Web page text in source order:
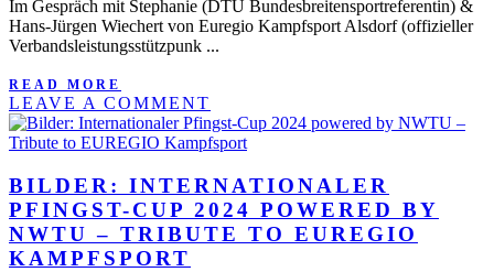
Im Gespräch mit Stephanie (DTU Bundesbreitensportreferentin) &
Hans-Jürgen Wiechert von Euregio Kampfsport Alsdorf (offizieller
Verbandsleistungsstützpunk ...
READ MORE
LEAVE A COMMENT
BILDER: INTERNATIONALER
PFINGST-CUP 2024 POWERED BY
NWTU – TRIBUTE TO EUREGIO
KAMPFSPORT